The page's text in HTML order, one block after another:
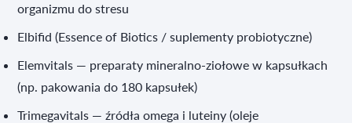
organizmu do stresu
Elbifid (Essence of Biotics / suplementy probiotyczne)
Elemvitals — preparaty mineralno‑ziołowe w kapsułkach
(np. pakowania do 180 kapsułek)
Trimegavitals — źródła omega i luteiny (oleje